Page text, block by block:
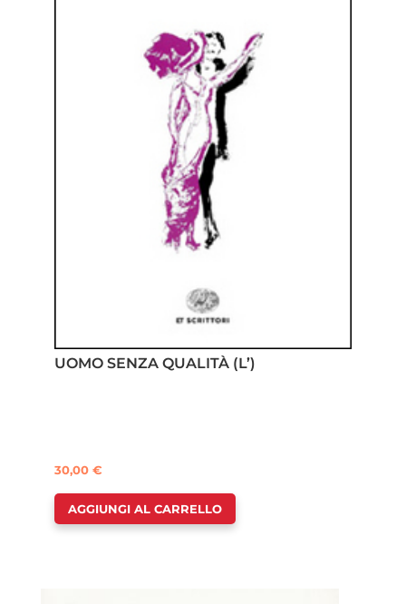
UOMO SENZA QUALITÀ (L’)
30,00 €
AGGIUNGI AL CARRELLO